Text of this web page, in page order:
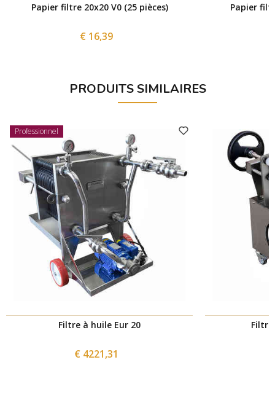
Papier filtre 20x20 V0 (25 pièces)
€ 16,39
Papier
PRODUITS SIMILAIRES
Professionnel
Filtre à huile Eur 20
€ 4221,31
Filtre